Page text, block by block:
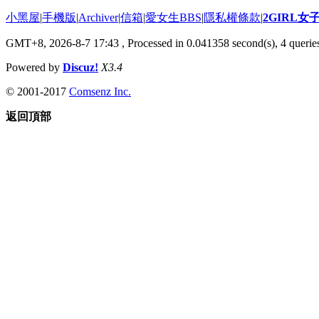
小黑屋|手機版|Archiver|信箱|愛女生BBS|隱私權條款|2GIRL女
GMT+8, 2026-8-7 17:43 , Processed in 0.041358 second(s), 4
Powered by Discuz! X3.4
© 2001-2017 Comsenz Inc.
返回頂部